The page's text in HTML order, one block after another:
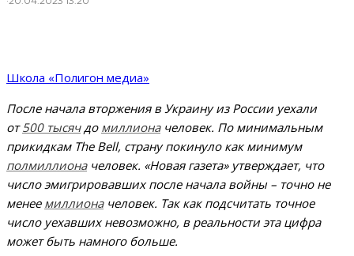
Школа «Полигон медиа»
После начала вторжения в Украину из России уехали
от500 тысячдо миллионачеловек. По минимальным
прикидкам The Bell, страну покинуло как минимум
полмиллионачеловек. «Новая газета» утверждает, что
число эмигрировавших после начала войны – точно не
менее миллионачеловек. Так как подсчитать точное
число уехавших невозможно, в реальности эта цифра
может быть намного больше.